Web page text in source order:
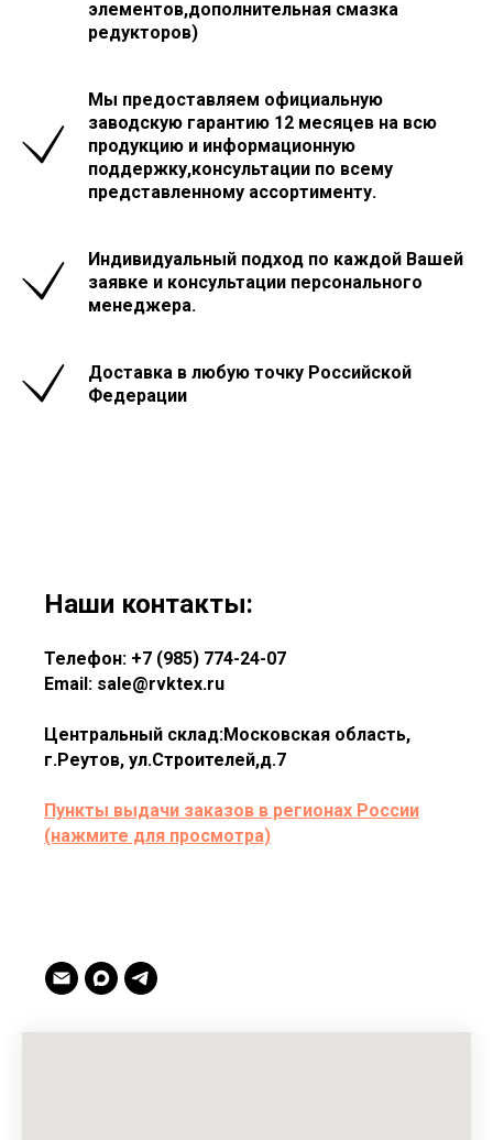
элементов,дополнительная смазка
редукторов)
Мы предоставляем официальную
заводскую гарантию 12 месяцев на всю
продукцию и информационную
поддержку,консультации по всему
представленному ассортименту.
Индивидуальный подход по каждой Вашей
заявке и консультации персонального
менеджера.
Доставка в любую точку Российской
Федерации
Наши контакты:
Телефон: +7 (985) 774-24-07
Email: sale@rvktex.ru
Центральный склад:Московская область,
г.Реутов, ул.Строителей,д.7
Пункты выдачи заказов в регионах России
(нажмите для просмотра)